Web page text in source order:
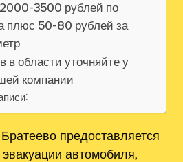
2000-3500 рублей по
плюс 50-80 рублей за
в области уточняйте у
компании
предоставляется
автомобиля,